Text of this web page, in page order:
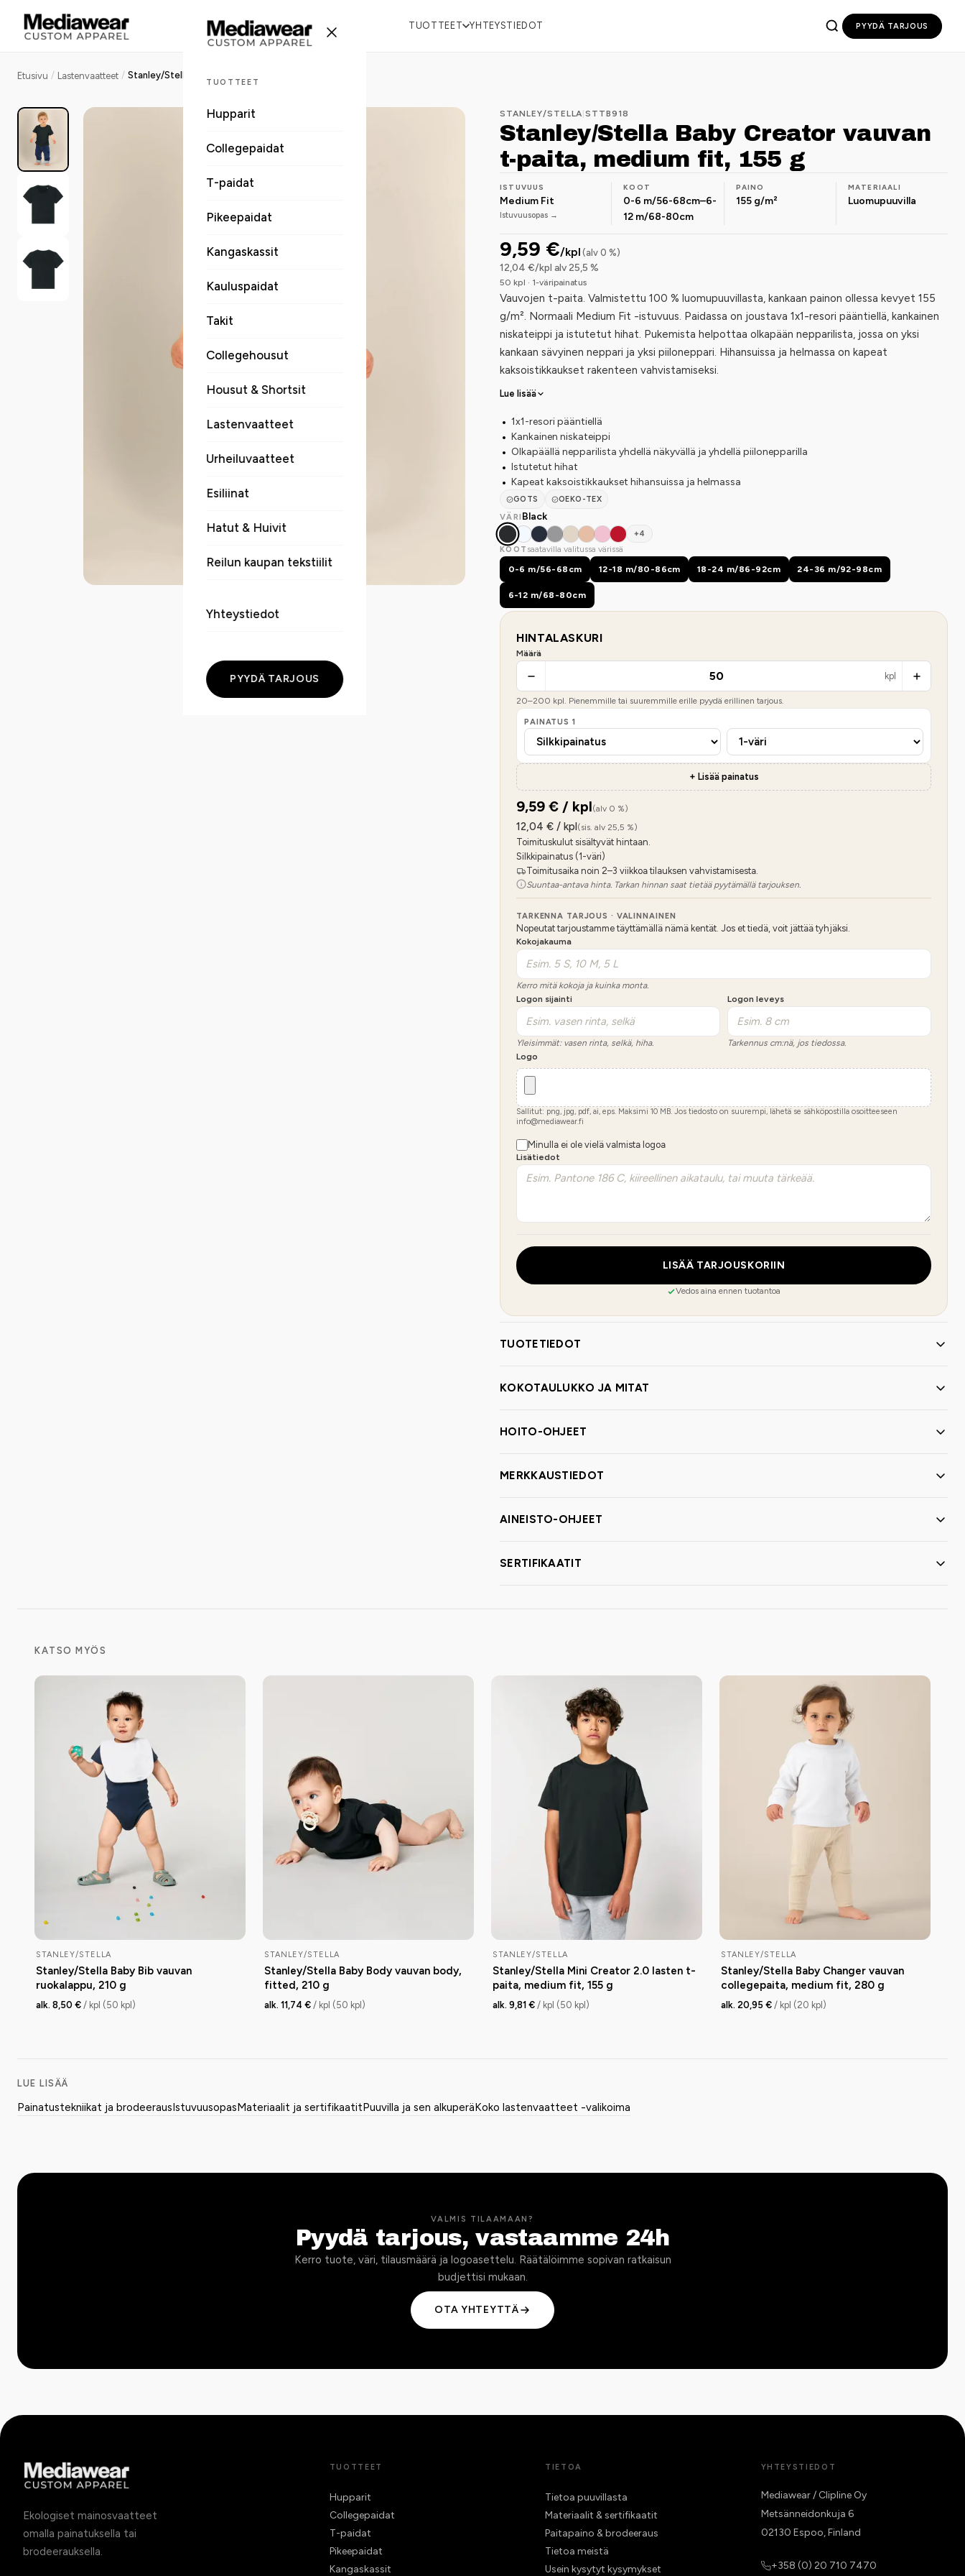
TUOTTEET YHTEYSTIEDOT PYYDÄ TARJOUS
TUOTTEET
Hupparit
Collegepaidat
T-paidat
Pikeepaidat
Kangaskassit
Kauluspaidat
Takit
Collegehousut
Housut & Shortsit
Lastenvaatteet
Urheiluvaatteet
Esiliinat
Hatut & Huivit
Reilun kaupan tekstiilit
Yhteystiedot
PYYDÄ TARJOUS
Etusivu / Lastenvaatteet /
STANLEY/STELLA |STTB918
Stanley/Stella Baby Creator vauvan
t-paita, medium fit, 155 g
ISTUVUUS
Medium Fit
Istuvuusopas →
KOOT
0-6 m/56-68cm–6-
12 m/68-80cm
PAINO
155 g/m²
MATERIAALI
Luomupuuvilla
9,59 €/kpl (alv 0 %)
12,04 €/kpl alv 25,5 %
50 kpl · 1-väripainatus
Vauvojen t-paita. Valmistettu 100 % luomupuuvillasta, kankaan painon ollessa kevyet 155
g/m². Normaali Medium Fit -istuvuus. Paidassa on joustava 1x1-resori pääntiellä, kankainen
niskateippi ja istutetut hihat. Pukemista helpottaa olkapään nepparilista, jossa on yksi
kankaan sävyinen neppari ja yksi piiloneppari. Hihansuissa ja helmassa on kapeat
kaksoistikkaukset rakenteen vahvistamiseksi.
Lue lisää
1x1-resori pääntiellä
Kankainen niskateippi
Olkapäällä nepparilista yhdellä näkyvällä ja yhdellä piilonepparilla
Istutetut hihat
Kapeat kaksoistikkaukset hihansuissa ja helmassa
GOTS
OEKO-TEX
VÄRI Black
+4
KOOT saatavilla valitussa värissä
0-6 m/56-68cm
12-18 m/80-86cm 18-24 m/86-92cm 24-36 m/92-98cm
6-12 m/68-80cm
HINTALASKURI
Määrä
kpl
20–200 kpl. Pienemmille tai suuremmille erille pyydä erillinen tarjous.
PAINATUS 1
+ Lisää painatus
9,59 € / kpl(alv 0 %)
12,04 € / kpl(sis. alv 25,5 %)
Toimituskulut sisältyvät hintaan.
Silkkipainatus (1-väri)
Toimitusaika noin 2–3 viikkoa tilauksen vahvistamisesta.
Suuntaa-antava hinta. Tarkan hinnan saat tietää pyytämällä tarjouksen.
TARKENNA TARJOUS · VALINNAINEN
Nopeutat tarjoustamme täyttämällä nämä kentät. Jos et tiedä, voit jättää tyhjäksi.
Kokojakauma
Kerro mitä kokoja ja kuinka monta.
Logon sijainti
Yleisimmät: vasen rinta, selkä, hiha.
Logon leveys
Tarkennus cm:nä, jos tiedossa.
Logo
Sallitut: png, jpg, pdf, ai, eps. Maksimi 10 MB. Jos tiedosto on suurempi, lähetä se sähköpostilla osoitteeseen
info@mediawear.fi
Minulla ei ole vielä valmista logoa
Lisätiedot
LISÄÄ TARJOUSKORIIN
Vedos aina ennen tuotantoa
TUOTETIEDOT
KOKOTAULUKKO JA MITAT
HOITO-OHJEET
MERKKAUSTIEDOT
AINEISTO-OHJEET
SERTIFIKAATIT
KATSO MYÖS
STANLEY/STELLA
Stanley/Stella Baby Bib vauvan
ruokalappu, 210 g
alk. 8,50 € / kpl (50 kpl)
STANLEY/STELLA
Stanley/Stella Baby Body vauvan body,
fitted, 210 g
alk. 11,74 € / kpl (50 kpl)
STANLEY/STELLA
Stanley/Stella Mini Creator 2.0 lasten t-
paita, medium fit, 155 g
alk. 9,81 € / kpl (50 kpl)
STANLEY/STELLA
Stanley/Stella Baby Changer vauvan
collegepaita, medium fit, 280 g
alk. 20,95 € / kpl (20 kpl)
LUE LISÄÄ
Painatustekniikat ja brodeerausIstuvuusopasMateriaalit ja sertifikaatitPuuvilla ja sen alkuperäKoko lastenvaatteet -valikoima
VALMIS TILAAMAAN?
Pyydä tarjous, vastaamme 24h
Kerro tuote, väri, tilausmäärä ja logoasettelu. Räätälöimme sopivan ratkaisun
budjettisi mukaan.
OTA YHTEYTTÄ
Ekologiset mainosvaatteet
omalla painatuksella tai
brodeerauksella.
TUOTTEET
Hupparit
Collegepaidat
T-paidat
Pikeepaidat
Kangaskassit
TIETOA
Tietoa puuvillasta
Materiaalit & sertifikaatit
Paitapaino & brodeeraus
Tietoa meistä
Usein kysytyt kysymykset
YHTEYSTIEDOT
Mediawear / Clipline Oy
Metsänneidonkuja 6
02130 Espoo, Finland
+358 (0) 20 710 7470